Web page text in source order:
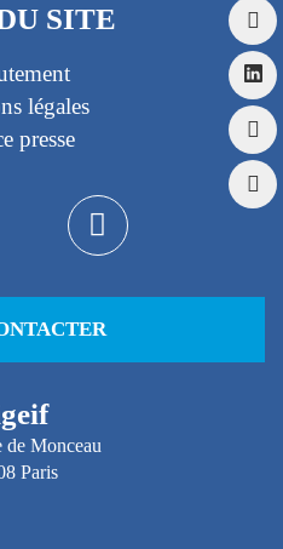
SITE
légales
presse
de Monceau
Paris